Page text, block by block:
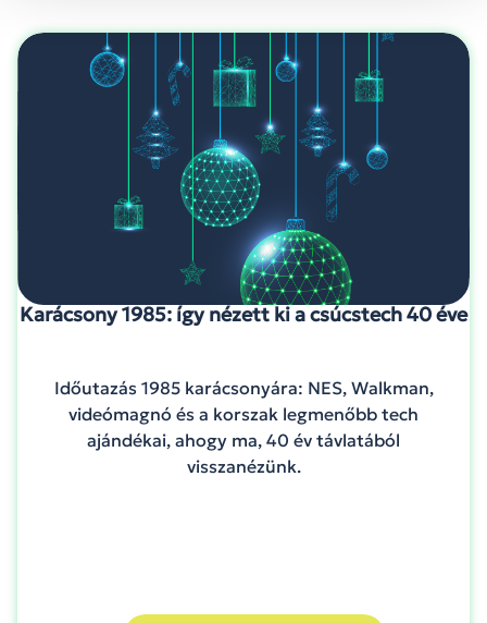
Karácsony 1985: így nézett ki a csúcstech 40 éve
Időutazás 1985 karácsonyára: NES, Walkman,
videómagnó és a korszak legmenőbb tech
ajándékai, ahogy ma, 40 év távlatából
visszanézünk.